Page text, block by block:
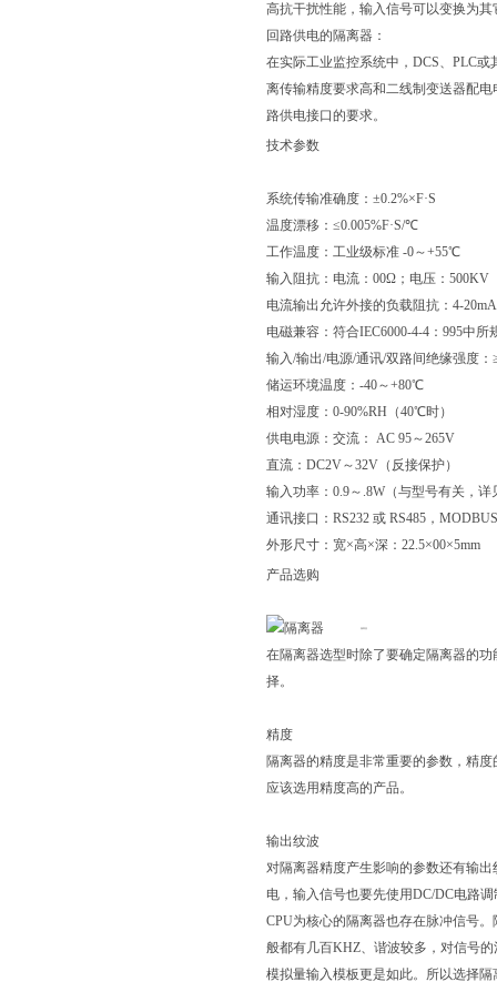
高抗干扰性能，输入信号可以变换为其
回路供电的隔离器：
在实际工业监控系统中，DCS、PLC
离传输精度要求高和二线制变送器配
路供电接口的要求。
技术参数
系统传输准确度：±0.2%×F·S
温度漂移：≤0.005%F·S/℃
工作温度：工业级标准 -0～+55℃
输入阻抗：电流：00Ω；电压：500KV
电流输出允许外接的负载阻抗：4-
电磁兼容：符合IEC6000-4-4：995中
输入/输出/电源/通讯/双路间绝缘强度：
储运环境温度：-40～+80℃
相对湿度：0-90%RH（40℃时）
供电电源：交流： AC 95～265V
直流：DC2V～32V（反接保护）
输入功率：0.9～.8W（与型号有关，
通讯接口：RS232 或 RS485，
外形尺寸：宽×高×深：22.5×00×5mm
产品选购
在隔离器选型时除了要确定隔离器的
择。
精度
隔离器的精度是非常重要的参数，精
应该选用精度高的产品。
输出纹波
对隔离器精度产生影响的参数还有输
电，输入信号也要先使用DC/DC电路
CPU为核心的隔离器也存在脉冲信号
般都有几百KHZ、谐波较多，对信号
模拟量输入模板更是如此。所以选择